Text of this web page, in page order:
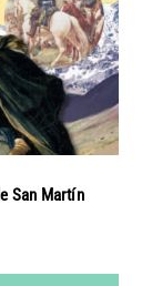
San Martín